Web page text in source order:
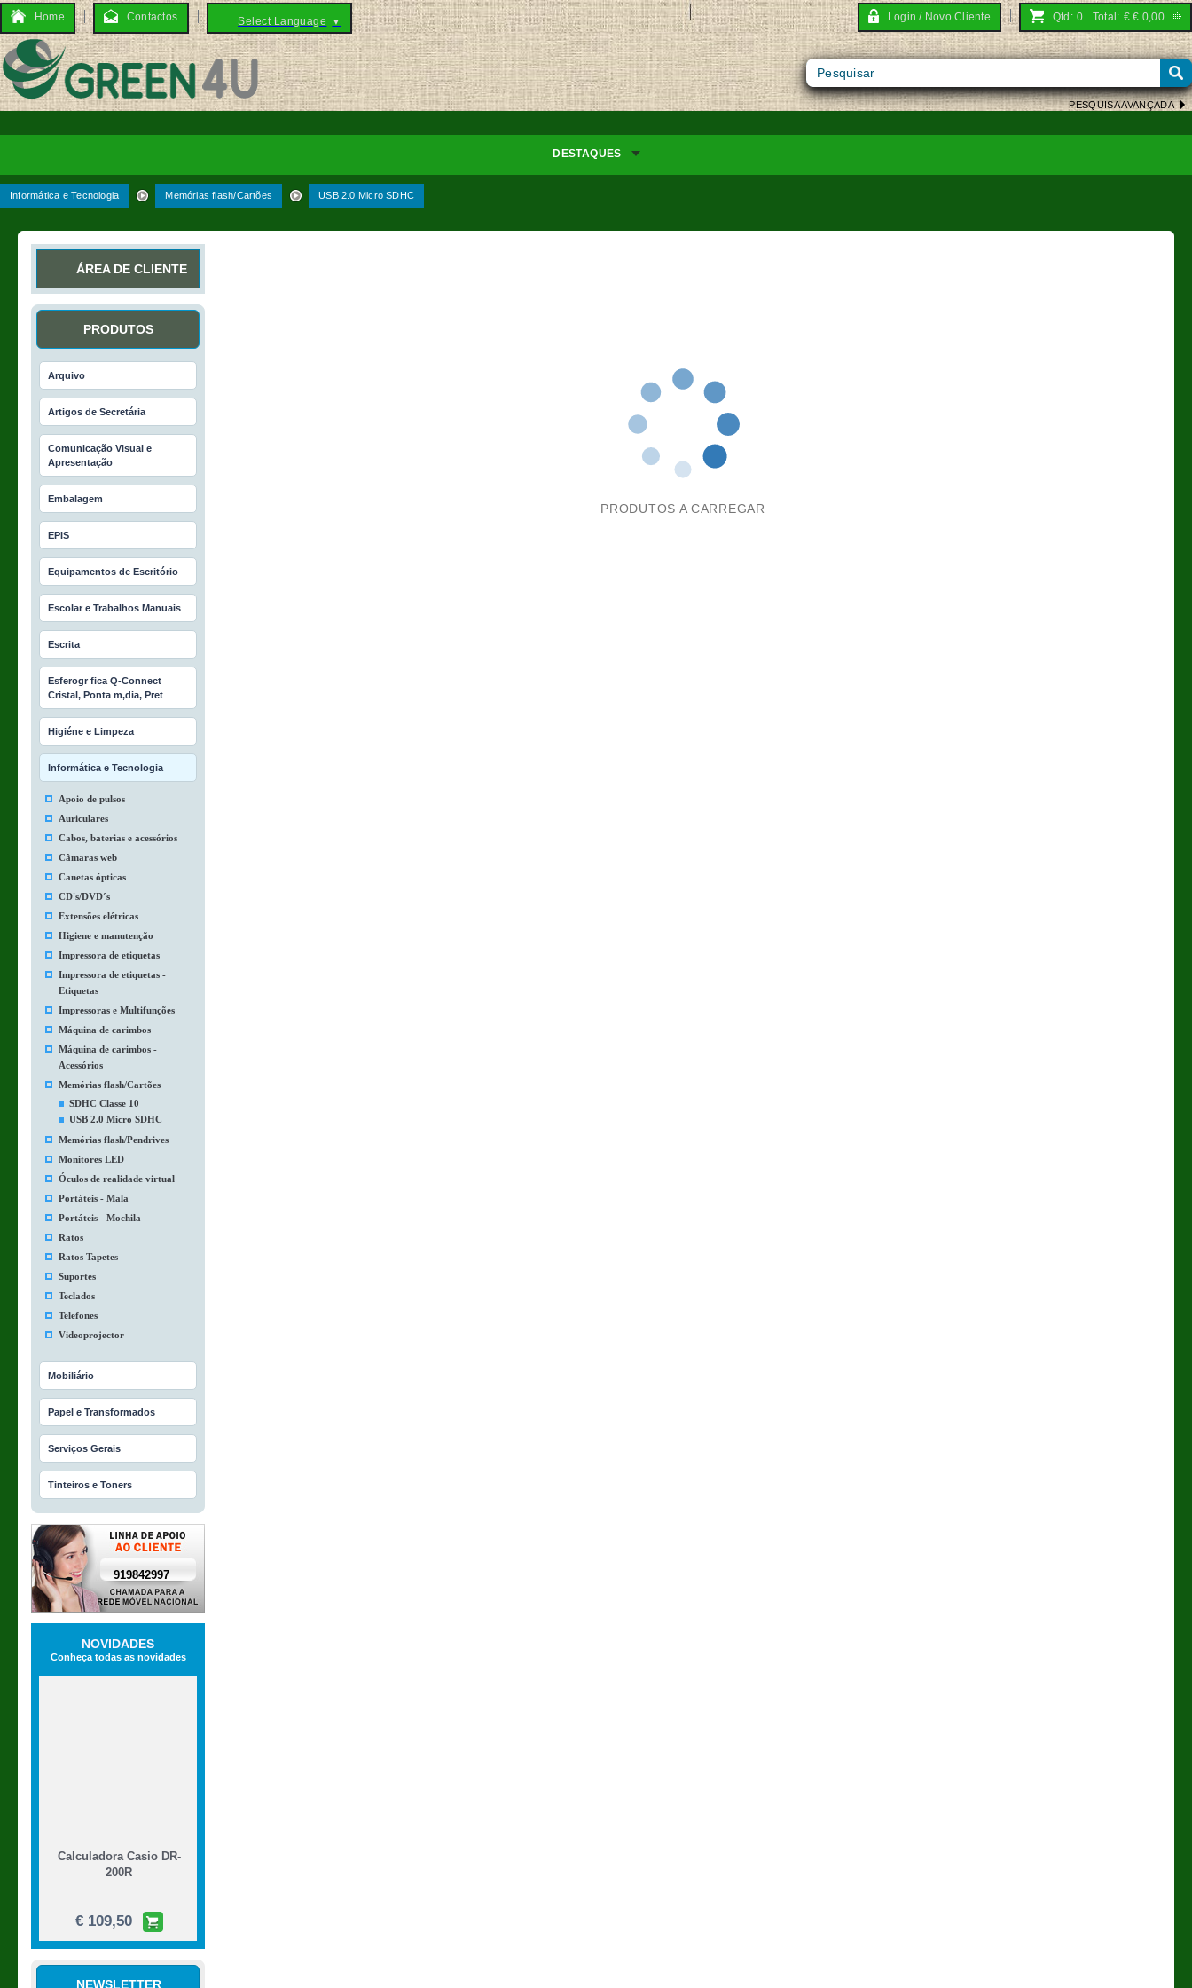
Home Contactos Select Language ▼ Login / Novo Cliente Qtd: 0 Total: €€ 0,00
PESQUISA AVANÇADA
DESTAQUES
Informática e Tecnologia Memórias flash/Cartões USB 2.0 Micro SDHC
ÁREA DE CLIENTE
PRODUTOS
Arquivo
Artigos de Secretária
Comunicação Visual e
Apresentação
Embalagem
EPIS
Equipamentos de Escritório
Escolar e Trabalhos Manuais
Escrita
Esferogr fica Q-Connect
Cristal, Ponta m‚dia, Pret
Higiéne e Limpeza
Informática e Tecnologia
Apoio de pulsos
Auriculares
Cabos, baterias e acessórios
Câmaras web
Canetas ópticas
CD's/DVD´s
Extensões elétricas
Higiene e manutenção
Impressora de etiquetas
Impressora de etiquetas -
Etiquetas
Impressoras e Multifunções
Máquina de carimbos
Máquina de carimbos -
Acessórios
Memórias flash/Cartões
SDHC Classe 10
USB 2.0 Micro SDHC
Memórias flash/Pendrives
Monitores LED
Óculos de realidade virtual
Portáteis - Mala
Portáteis - Mochila
Ratos
Ratos Tapetes
Suportes
Teclados
Telefones
Videoprojector
Mobiliário
Papel e Transformados
Serviços Gerais
Tinteiros e Toners
919842997
NOVIDADES
Conheça todas as novidades
Calculadora Casio DR-
200R
€ 109,50
NEWSLETTER
PRODUTOS A CARREGAR